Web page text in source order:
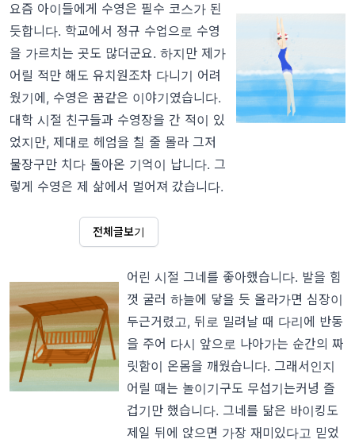
요즘 아이들에게 수영은 필수 코스가 된
듯합니다. 학교에서 정규 수업으로 수영
을 가르치는 곳도 많더군요. 하지만 제가
어릴 적만 해도 유치원조차 다니기 어려
웠기에, 수영은 꿈같은 이야기였습니다.
대학 시절 친구들과 수영장을 간 적이 있
었지만, 제대로 헤엄을 칠 줄 몰라 그저
물장구만 치다 돌아온 기억이 납니다. 그
렇게 수영은 제 삶에서 멀어져 갔습니다.
전체글보기
어린 시절 그네를 좋아했습니다. 발을 힘
껏 굴러 하늘에 닿을 듯 올라가면 심장이
두근거렸고, 뒤로 밀려날 때 다리에 반동
을 주어 다시 앞으로 나아가는 순간의 짜
릿함이 온몸을 깨웠습니다. 그래서인지
어릴 때는 놀이기구도 무섭기는커녕 즐
겁기만 했습니다. 그네를 닮은 바이킹도
제일 뒤에 앉으면 가장 재미있다고 믿었